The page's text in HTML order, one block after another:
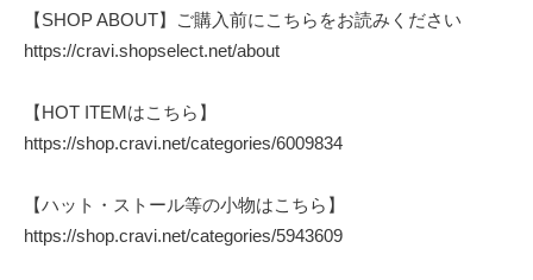
【SHOP ABOUT】ご購入前にこちらをお読みください
https://cravi.shopselect.net/about
【HOT ITEMはこちら】
https://shop.cravi.net/categories/6009834
【ハット・ストール等の小物はこちら】
https://shop.cravi.net/categories/5943609